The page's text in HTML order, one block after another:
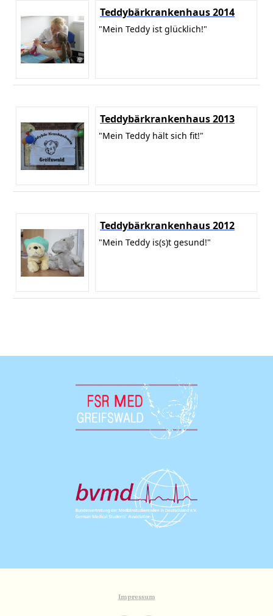
Teddybärkrankenhaus 2014
"Mein Teddy ist glücklich!"
Teddybärkrankenhaus 2013
"Mein Teddy hält sich fit!"
Teddybärkrankenhaus 2012
"Mein Teddy is(s)t gesund!"
Impressum